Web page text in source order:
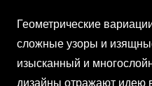
Геометрические
сложные узоры и
изысканный и
дизайны отражают идею